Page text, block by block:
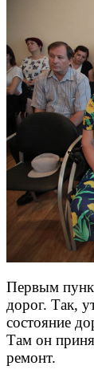
Первым
дорог. Так,
состояние
Там он
ремонт.